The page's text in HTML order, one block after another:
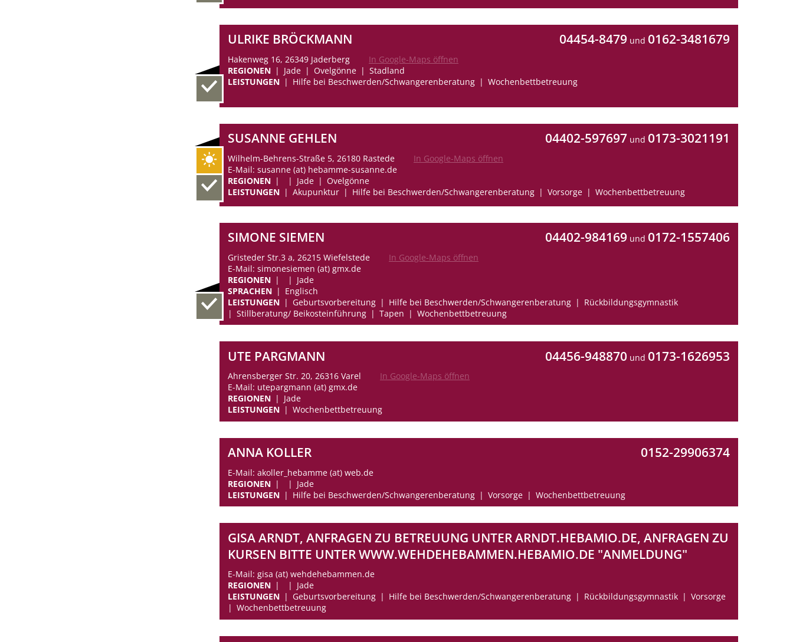
ULRIKE BRÖCKMANN 04454-8479 und 0162-3481679
Hakenweg 16, 26349 Jaderberg
In Google-Maps öffnen
REGIONEN
Jade Ovelgönne
Stadland
LEISTUNGEN
Hilfe bei Beschwerden/Schwangerenberatung Wochenbettbetreuung
SUSANNE GEHLEN 04402-597697 und 0173-3021191
Wilhelm-Behrens-Straße 5, 26180 Rastede
In Google-Maps öffnen
E-Mail: susanne (at) hebamme-susanne.de
REGIONEN
Jade
Ovelgönne
LEISTUNGEN
Akupunktur Hilfe bei Beschwerden/Schwangerenberatung Vorsorge Wochenbettbetreuung
SIMONE SIEMEN 04402-984169 und 0172-1557406
Gristeder Str.3 a, 26215 Wiefelstede
In Google-Maps öffnen
E-Mail: simonesiemen (at) gmx.de
REGIONEN
Jade
SPRACHEN
Englisch
LEISTUNGEN
Geburtsvorbereitung Hilfe bei Beschwerden/Schwangerenberatung
Rückbildungsgymnastik
Stillberatung/ Beikosteinführung
Tapen Wochenbettbetreuung
UTE PARGMANN 04456-948870 und 0173-1626953
Ahrensberger Str. 20, 26316 Varel
In Google-Maps öffnen
E-Mail: utepargmann (at) gmx.de
REGIONEN
Jade
LEISTUNGEN
Wochenbettbetreuung
ANNA KOLLER 0152-29906374
E-Mail: akoller_hebamme (at) web.de
REGIONEN
Jade
LEISTUNGEN
Hilfe bei Beschwerden/Schwangerenberatung Vorsorge Wochenbettbetreuung
GISA ARNDT, ANFRAGEN ZU BETREUUNG UNTER ARNDT.HEBAMIO.DE, ANFRAGEN ZU
KURSEN BITTE UNTER WWW.WEHDEHEBAMMEN.HEBAMIO.DE "ANMELDUNG"
E-Mail: gisa (at) wehdehebammen.de
REGIONEN
Jade
LEISTUNGEN
Geburtsvorbereitung Hilfe bei Beschwerden/Schwangerenberatung Rückbildungsgymnastik
Vorsorge
Wochenbettbetreuung